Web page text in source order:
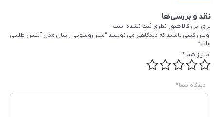
نقد و بررسی‌ها
برای این کالا هنوز نظری ثبت نشده است.
اولین کسی باشید که دیدگاهی می نویسد “شیر روشویی راسان مدل آتیس طلایی
مات”
امتیاز شما*
دیدگاه شما*